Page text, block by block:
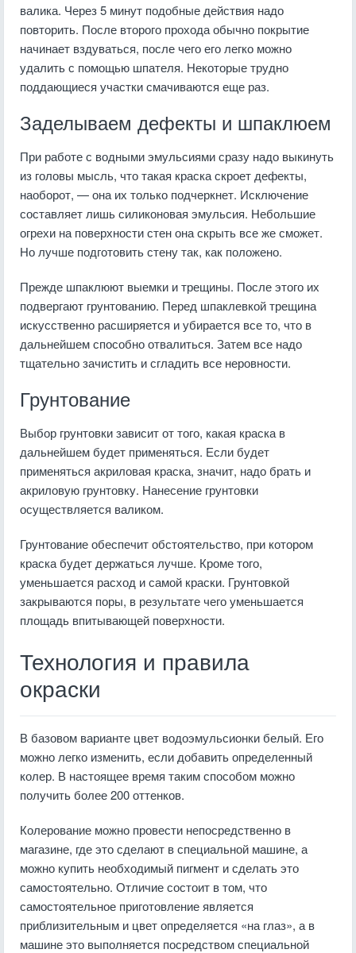
валика. Через 5 минут подобные действия надо
повторить. После второго прохода обычно покрытие
начинает вздуваться, после чего его легко можно
удалить с помощью шпателя. Некоторые трудно
поддающиеся участки смачиваются еще раз.
Заделываем дефекты и шпаклюем
При работе с водными эмульсиями сразу надо выкинуть
из головы мысль, что такая краска скроет дефекты,
наоборот, — она их только подчеркнет. Исключение
составляет лишь силиконовая эмульсия. Небольшие
огрехи на поверхности стен она скрыть все же сможет.
Но лучше подготовить стену так, как положено.
Прежде шпаклюют выемки и трещины. После этого их
подвергают грунтованию. Перед шпаклевкой трещина
искусственно расширяется и убирается все то, что в
дальнейшем способно отвалиться. Затем все надо
тщательно зачистить и сгладить все неровности.
Грунтование
Выбор грунтовки зависит от того, какая краска в
дальнейшем будет применяться. Если будет
применяться акриловая краска, значит, надо брать и
акриловую грунтовку. Нанесение грунтовки
осуществляется валиком.
Грунтование обеспечит обстоятельство, при котором
краска будет держаться лучше. Кроме того,
уменьшается расход и самой краски. Грунтовкой
закрываются поры, в результате чего уменьшается
площадь впитывающей поверхности.
Технология и правила
окраски
В базовом варианте цвет водоэмульсионки белый. Его
можно легко изменить, если добавить определенный
колер. В настоящее время таким способом можно
получить более 200 оттенков.
Колерование можно провести непосредственно в
магазине, где это сделают в специальной машине, а
можно купить необходимый пигмент и сделать это
самостоятельно. Отличие состоит в том, что
самостоятельное приготовление является
приблизительным и цвет определяется «на глаз», а в
машине это выполняется посредством специальной